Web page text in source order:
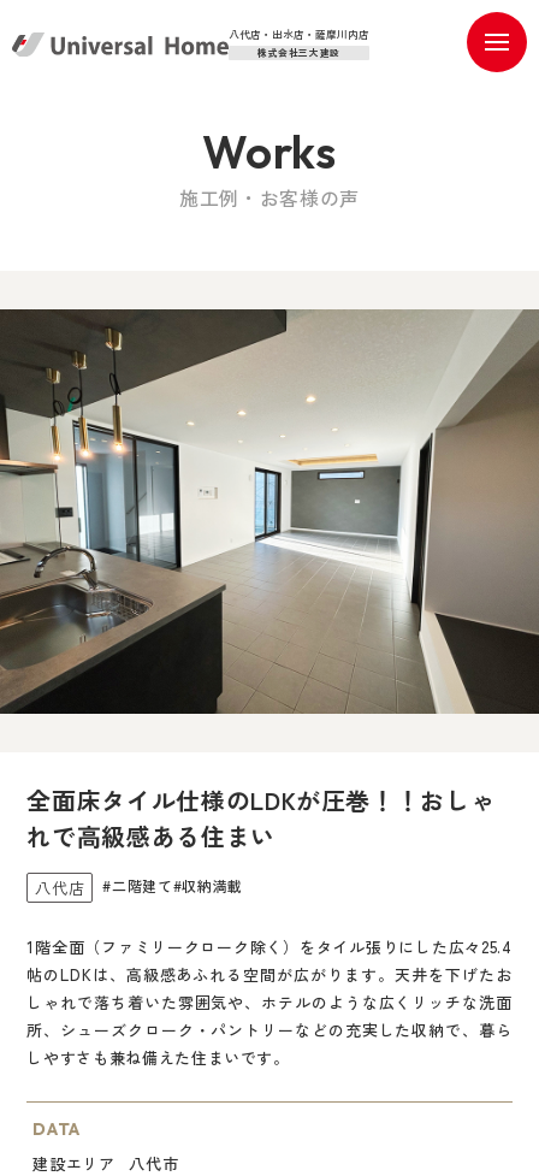
八代店・出水店・薩摩川内店
株式会社三大建設
Works
施工例・お客様の声
全面床タイル仕様のLDKが圧巻！！おしゃ
れで高級感ある住まい
八代店 #二階建て#収納満載
1階全面（ファミリークローク除く）をタイル張りにした広々25.4
帖のLDKは、高級感あふれる空間が広がります。天井を下げたお
しゃれで落ち着いた雰囲気や、ホテルのような広くリッチな洗面
所、シューズクローク・パントリーなどの充実した収納で、暮ら
しやすさも兼ね備えた住まいです。
DATA
建設エリア
八代市